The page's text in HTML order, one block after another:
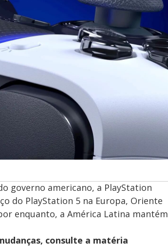
governo americano, a PlayStation
do PlayStation 5 na Europa, Oriente
enquanto, a América Latina mantém
consulte a matéria